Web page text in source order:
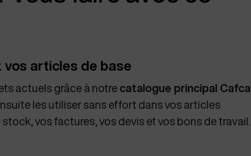
articles de base
actuels grâce à notrecatalogue principal Cafca
les utiliser sans effort dans vos articles
vos factures, vos devis et vos bons de travail.